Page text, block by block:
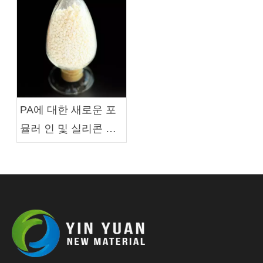
PA에 대한 새로운 포
뮬러 인 및 실리콘 기